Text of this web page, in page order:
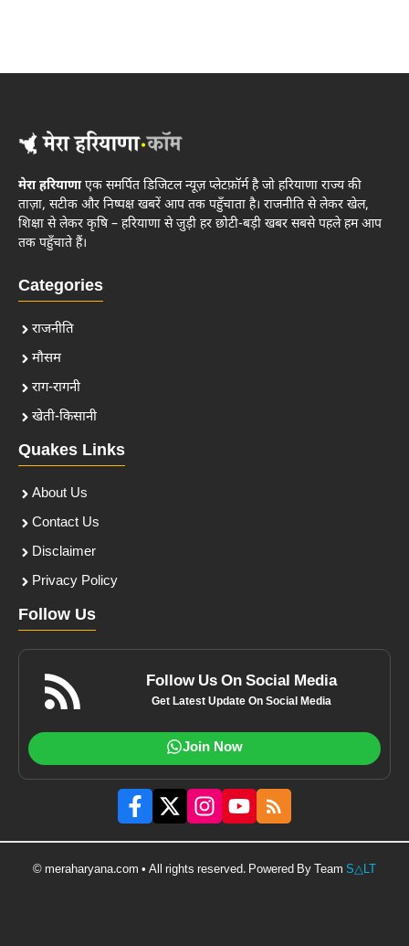
मेरा हरियाणाएक समर्पित डिजिटल न्यूज़ प्लेटफ़ॉर्म है जो हरियाणा राज्य की
ताज़ा, सटीक और निष्पक्ष खबरें आप तक पहुँचाता है। राजनीति से लेकर खेल,
शिक्षा से लेकर कृषि – हरियाणा से जुड़ी हर छोटी-बड़ी खबर सबसे पहले हम आप
तक पहुँचाते हैं।
Categories
राजनीति
मौसम
राग-रागनी
खेती-किसानी
Quakes Links
About Us
Contact Us
Disclaimer
Privacy Policy
Follow Us
Follow Us On Social Media
Get Latest Update On Social Media
Join Now
© meraharyana.com • All rights reserved. Powered By Team S△LT